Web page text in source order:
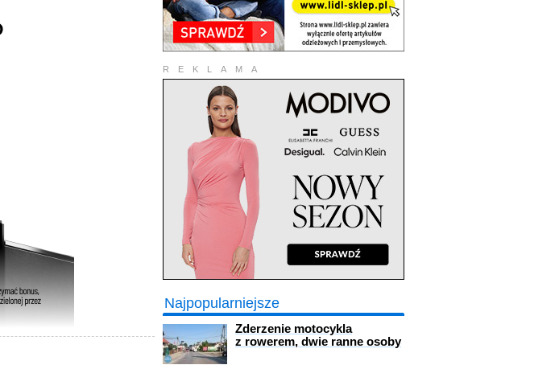
REKLAMA
Najpopularniejsze
Zderzenie motocykla
z rowerem, dwie ranne osoby